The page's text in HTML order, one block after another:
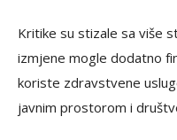
Kritike su stizale sa više
izmjene mogle dodatno
koriste zdravstvene
javnim prostorom i